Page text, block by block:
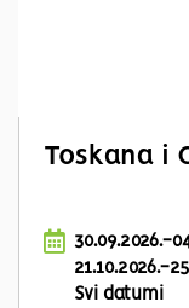
Toskana i
30.09.2026.-
21.10.2026.-
Svi datumi